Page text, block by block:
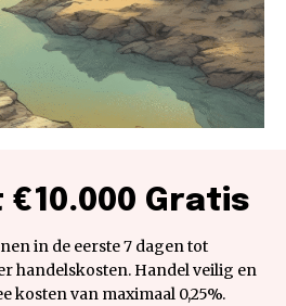
Gratis
in de eerste 7 dagen tot
handelskosten. Handel veilig en
kosten van maximaal 0,25%.